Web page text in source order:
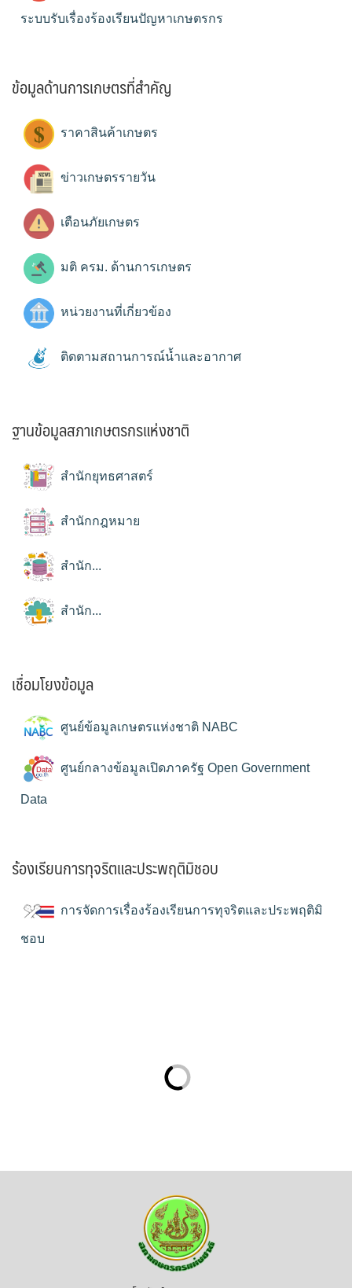
ระบบรับเรื่องร้องเรียนปัญหาเกษตรกร
ข้อมูลด้านการเกษตรที่สำคัญ
ราคาสินค้าเกษตร
ข่าวเกษตรรายวัน
เตือนภัยเกษตร
มติ ครม. ด้านการเกษตร
หน่วยงานที่เกี่ยวข้อง
ติดตามสถานการณ์น้ำและอากาศ
ฐานข้อมูลสภาเกษตรกรแห่งชาติ
สำนักยุทธศาสตร์
สำนักกฎหมาย
สำนัก...
สำนัก...
เชื่อมโยงข้อมูล
ศูนย์ข้อมูลเกษตรแห่งชาติ NABC
ศูนย์กลางข้อมูลเปิดภาครัฐ Open Government
Data
ร้องเรียนการทุจริตและประพฤติมิชอบ
การจัดการเรื่องร้องเรียนการทุจริตและประพฤติมิ
ชอบ